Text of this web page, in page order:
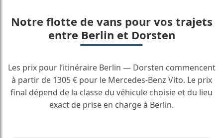
Notre flotte de vans pour vos trajets
entre Berlin et Dorsten
Les prix pour l’itinéraire Berlin — Dorsten commencent
à partir de 1305 € pour le Mercedes-Benz Vito. Le prix
final dépend de la classe du véhicule choisie et du lieu
exact de prise en charge à Berlin.